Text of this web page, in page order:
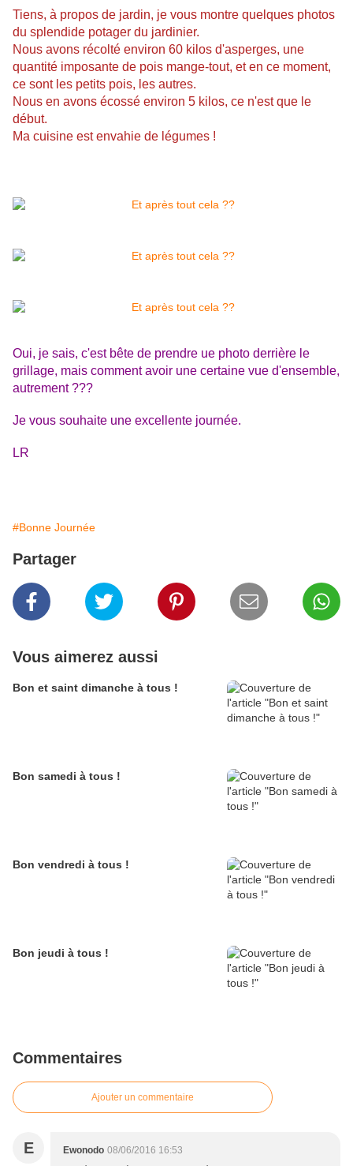
Tiens, à propos de jardin, je vous montre quelques photos
du splendide potager du jardinier.
Nous avons récolté environ 60 kilos d'asperges, une
quantité imposante de pois mange-tout, et en ce moment,
ce sont les petits pois, les autres.
Nous en avons écossé environ 5 kilos, ce n'est que le
début.
Ma cuisine est envahie de légumes !
Oui, je sais, c'est bête de prendre ue photo derrière le
grillage, mais comment avoir une certaine vue d'ensemble,
autrement ???
Je vous souhaite une excellente journée.
LR
#Bonne Journée
Partager
Vous aimerez aussi
Bon et saint dimanche à tous !
Bon samedi à tous !
Bon vendredi à tous !
Bon jeudi à tous !
Commentaires
Ajouter un commentaire
E Ewonodo 08/06/2016 16:53